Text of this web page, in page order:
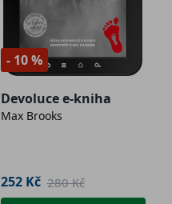
- 10 %
Devoluce e-kniha
Max Brooks
252 Kč 280 Kč